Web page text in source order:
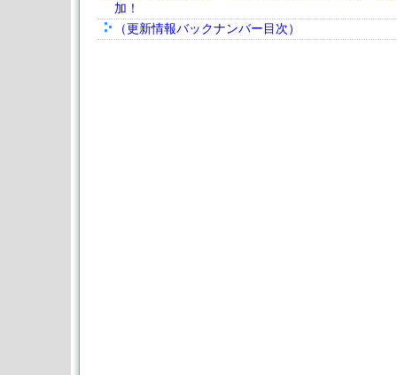
加！
（更新情報バックナンバー目次）